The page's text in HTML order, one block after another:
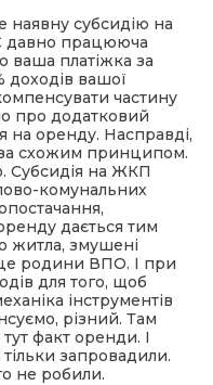
наявну субсидію на
давно працююча
ваша платіжка за
доходів вашої
частину
про додатковий
на оренду. Насправді,
схожим принципом.
Субсидія на ЖКП
комунальних
дається тим
житла, змушені
родини ВПО. І при
для того, щоб
інструментів
різний. Там
факт оренди. І
запровадили.
не робили.